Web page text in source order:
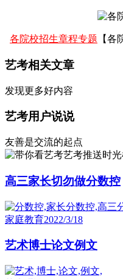
各院校招生章程专题 【各
艺考相关文章
发现更多好内容
艺考用户说说
友善是交流的起点
艺考推送时
高三家长切勿做分数控
家庭教育2022/3/18
艺术博士论文例文